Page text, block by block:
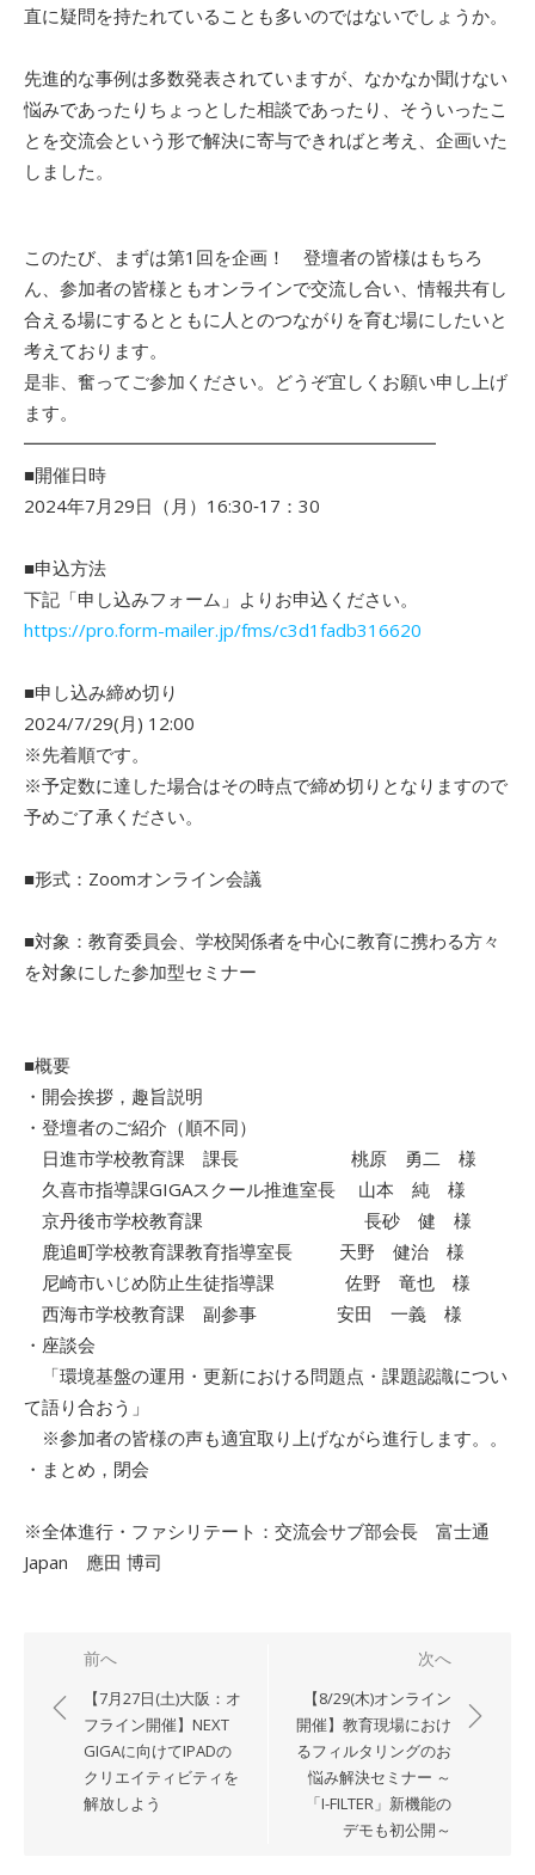
直に疑問を持たれていることも多いのではないでしょうか。
先進的な事例は多数発表されていますが、なかなか聞けない
悩みであったりちょっとした相談であったり、そういったこ
とを交流会という形で解決に寄与できればと考え、企画いた
しました。
このたび、まずは第1回を企画！ 登壇者の皆様はもちろ
ん、参加者の皆様ともオンラインで交流し合い、情報共有し
合える場にするとともに人とのつながりを育む場にしたいと
考えております。
是非、奮ってご参加ください。どうぞ宜しくお願い申し上げ
ます。
━━━━━━━━━━━━━━━━━━━━━━━
■開催日時
2024年7月29日（月）16:30‐17：30
■申込方法
下記「申し込みフォーム」よりお申込ください。
https://pro.form-mailer.jp/fms/c3d1fadb316620
■申し込み締め切り
2024/7/29(月) 12:00
※先着順です。
※予定数に達した場合はその時点で締め切りとなりますので
予めご了承ください。
■形式：Zoomオンライン会議
■対象：教育委員会、学校関係者を中心に教育に携わる方々
を対象にした参加型セミナー
■概要
・開会挨拶，趣旨説明
・登壇者のご紹介（順不同）
日進市学校教育課 課長 桃原 勇二 様
久喜市指導課GIGAスクール推進室長 山本 純 様
京丹後市学校教育課 長砂 健 様
鹿追町学校教育課教育指導室長 天野 健治 様
尼崎市いじめ防止生徒指導課 佐野 竜也 様
西海市学校教育課 副参事 安田 一義 様
・座談会
「環境基盤の運用・更新における問題点・課題認識につい
て語り合おう」
※参加者の皆様の声も適宜取り上げながら進行します。。
・まとめ，閉会
※全体進行・ファシリテート：交流会サブ部会長 富士通
Japan 應田 博司
前へ
【7月27日(土)大阪：オ
フライン開催】NEXT
GIGAに向けてIPADの
クリエイティビティを
解放しよう
次へ
【8/29(木)オンライン
開催】教育現場におけ
るフィルタリングのお
悩み解決セミナー ～
「I-FILTER」新機能の
デモも初公開～